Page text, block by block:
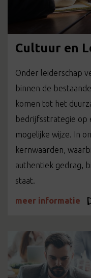
Cultuur en
Onder leiderschap
binnen de
komen tot het
bedrijfsstrategie
mogelijke wijze. In
kernwaarden,
authentiek gedrag,
staat.
meer informatie